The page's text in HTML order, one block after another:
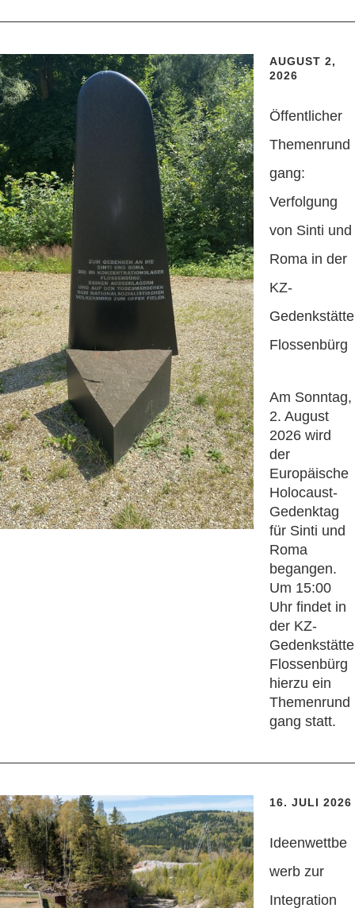
AUGUST 2,
2026
Öffentlicher
Themenrund
gang:
Verfolgung
von Sinti und
Roma in der
KZ-
Gedenkstätte
Flossenbürg
Am Sonntag,
2. August
2026 wird
der
Europäische
Holocaust-
Gedenktag
für Sinti und
Roma
begangen.
Um 15:00
Uhr findet in
der KZ-
Gedenkstätte
Flossenbürg
hierzu ein
Themenrund
gang statt.
16. JULI 2026
Ideenwettbe
werb zur
Integration